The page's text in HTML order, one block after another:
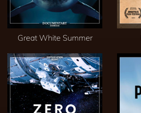
Great White Summer